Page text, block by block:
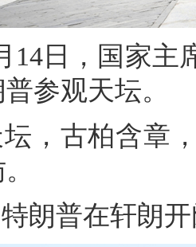
14日，国家
参观天坛。
，古柏含章
朗普在轩朗